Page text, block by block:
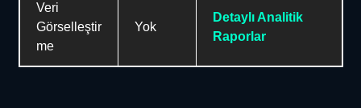
Veri
Görselleştir
me
Yok
Detaylı Analitik
Raporlar